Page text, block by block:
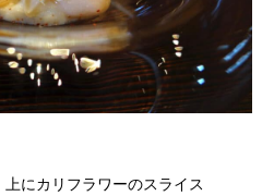
にカリフラワーのスライス